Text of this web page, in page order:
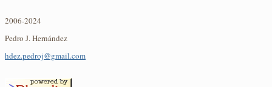
2006-2024
Pedro J. Hernández
hdez.pedroj@gmail.com